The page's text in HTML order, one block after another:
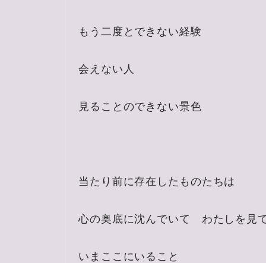
もう二度とできない経験
会えない人
見ることのできない景色
当たり前に存在したものたちは
心の奥底に沈んでいて わたしを見
いまここにいること